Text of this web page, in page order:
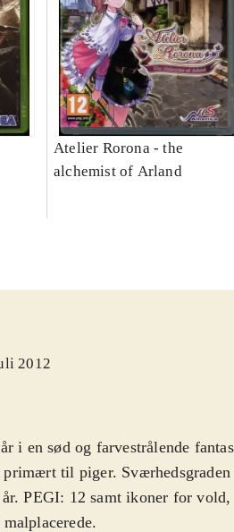
Atelier Rorona - the
alchemist of Arland
2012
i en sød og farvestrålende
til piger. Sværhedsgraden
PEGI: 12 samt ikoner for vold,
.